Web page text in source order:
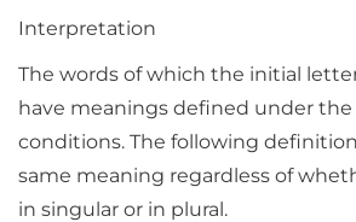
Interpretation
The words of which the initial
have meanings defined under
conditions. The following
same meaning regardless of
in singular or in plural.